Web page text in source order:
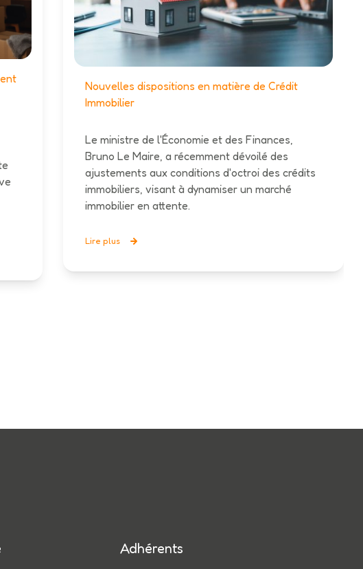
Nouvelles dispositions en matière de Crédit
Immobilier
Le ministre de l'Économie et des Finances,
Bruno Le Maire, a récemment dévoilé des
ajustements aux conditions d'octroi des crédits
immobiliers, visant à dynamiser un marché
immobilier en attente.
Lire plus
Adhérents